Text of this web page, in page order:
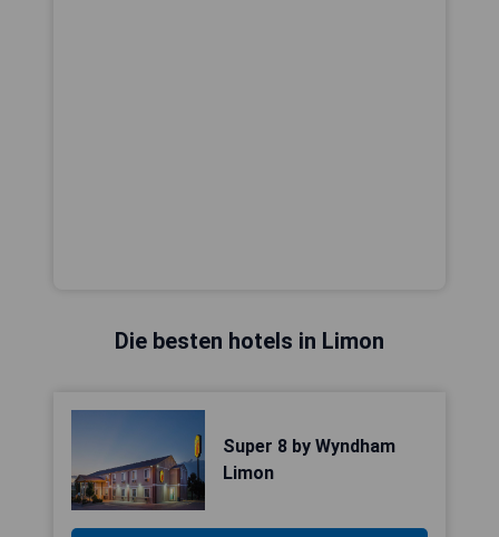
Die besten hotels in Limon
Super 8 by Wyndham
Limon